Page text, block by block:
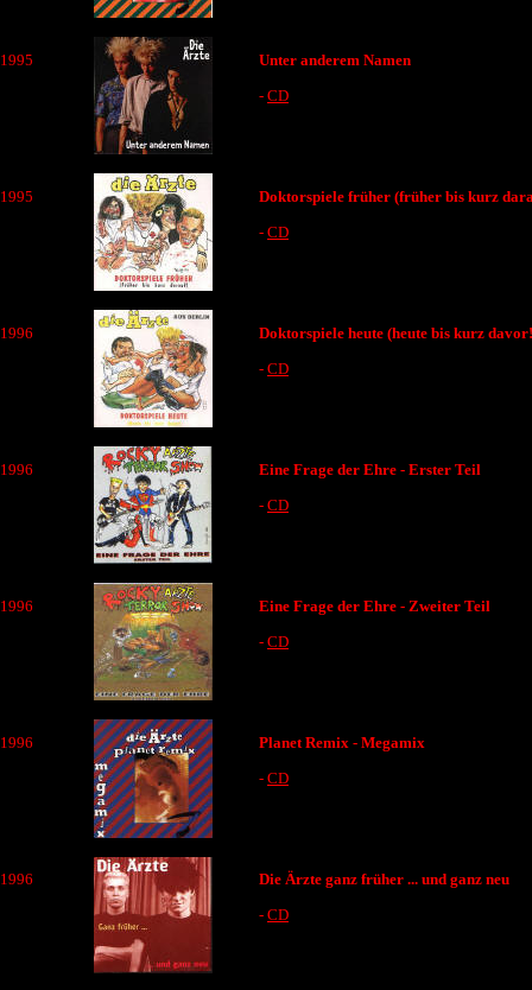
1995
Unter anderem Namen
- CD
1995
Doktorspiele früher (früher bis kurz
- CD
1996
Doktorspiele heute (heute bis kurz
- CD
1996
Eine Frage der Ehre - Erster Teil
- CD
1996
Eine Frage der Ehre - Zweiter Teil
- CD
1996
Planet Remix - Megamix
- CD
1996
Die Ärzte ganz früher ... und ganz neu
- CD